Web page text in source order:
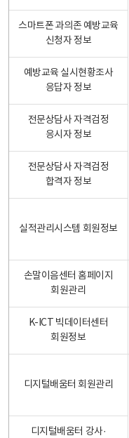
스마트폰 과의존 예방교육
신청자 정보
예방교육 실시현황조사
응답자 정보
전문상담사 자격검정
응시자 정보
전문상담사 자격검정
합격자 정보
실적관리시스템 회원정보
손말이음센터 홈페이지
회원관리
K-ICT 빅데이터센터
회원정보
디지털배움터 회원관리
디지털배움터 강사·